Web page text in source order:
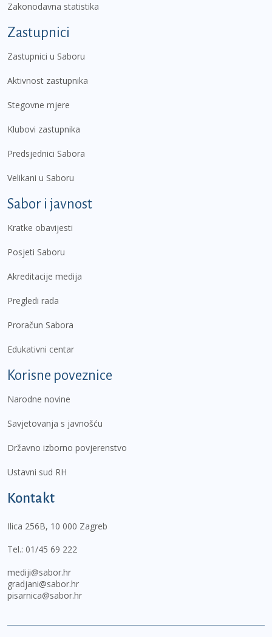
Zakonodavna statistika
Zastupnici
Zastupnici u Saboru
Aktivnost zastupnika
Stegovne mjere
Klubovi zastupnika
Predsjednici Sabora
Velikani u Saboru
Sabor i javnost
Kratke obavijesti
Posjeti Saboru
Akreditacije medija
Pregledi rada
Proračun Sabora
Edukativni centar
Korisne poveznice
Narodne novine
Savjetovanja s javnošću
Državno izborno povjerenstvo
Ustavni sud RH
Kontakt
Ilica 256B, 10 000 Zagreb
Tel.: 01/45 69 222
mediji@sabor.hr
gradjani@sabor.hr
pisarnica@sabor.hr